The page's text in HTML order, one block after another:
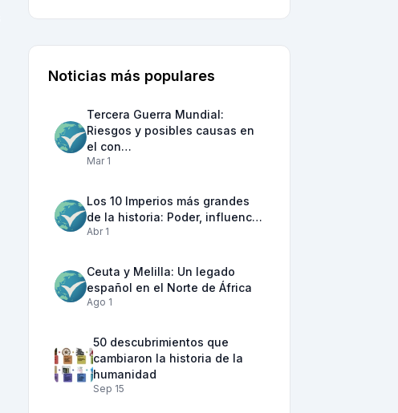
Noticias más populares
Tercera Guerra Mundial:
Riesgos y posibles causas en
el con…
Mar 1
Los 10 Imperios más grandes
de la historia: Poder, influenc…
Abr 1
Ceuta y Melilla: Un legado
español en el Norte de África
Ago 1
50 descubrimientos que
cambiaron la historia de la
humanidad
Sep 15